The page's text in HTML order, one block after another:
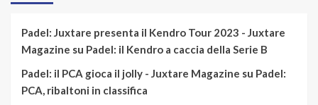
Padel: Juxtare presenta il Kendro Tour 2023 - Juxtare
Magazine su Padel: il Kendro a caccia della Serie B
Padel: il PCA gioca il jolly - Juxtare Magazine su Padel:
PCA, ribaltoni in classifica